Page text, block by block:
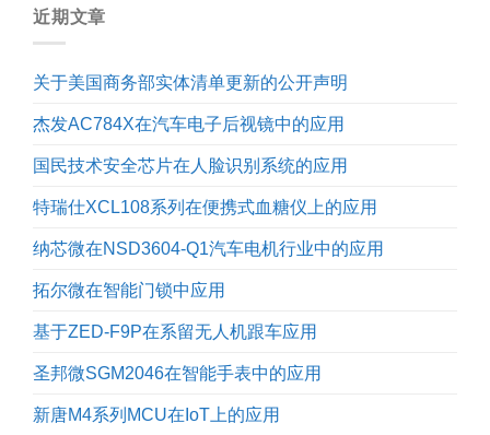
近期文章
关于美国商务部实体清单更新的公开声明
杰发AC784X在汽车电子后视镜中的应用
国民技术安全芯片在人脸识别系统的应用
特瑞仕XCL108系列在便携式血糖仪上的应用
纳芯微在NSD3604-Q1汽车电机行业中的应用
拓尔微在智能门锁中应用
基于ZED-F9P在系留无人机跟车应用
圣邦微SGM2046在智能手表中的应用
新唐M4系列MCU在IoT上的应用